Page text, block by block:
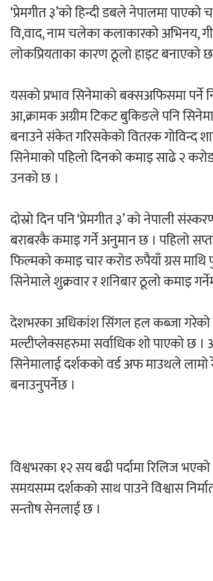
अर्जुन चन्द्रको ‘संवेदनाका
मुक्तकसङ्ग्रह लोकार्पण
चलचित्र ‘माया भनेकै यस्तो
‘प्रेमगीत ३’को हिन्दी डबले नेपालमा पाएको
वि,वाद, नाम चलेका कलाकारको अभिनय,
लोकप्रियताका कारण ठूलो हाइट बनाएको
यसको प्रभाव सिनेमाको बक्सअफिसमा पर्ने
आ,क्रामक अग्रीम टिकट बुकिङले पनि
बनाउने संकेत गरिसकेको वितरक गोविन्द
सिनेमाको पहिलो दिनको कमाइ साढे २
उनको छ ।
दोस्रो दिन पनि ‘प्रेमगीत ३’ को नेपाली
बराबरकै कमाइ गर्ने अनुमान छ । पहिलो
फिल्मको कमाइ चार करोड रुपैयाँ ग्रस माथि
सिनेमाले शुक्रवार र शनिबार ठूलो कमाइ
देशभरका अधिकांश सिंगल हल कब्जा
मल्टीप्लेक्सहरुमा सर्वाधिक शो पाएको छ
सिनेमालाई दर्शकको वर्ड अफ माउथले लामो
बनाउनुपर्नेछ ।
विश्वभरका १२ सय बढी पर्दामा रिलिज
समयसम्म दर्शकको साथ पाउने विश्वास
सन्तोष सेनलाई छ ।